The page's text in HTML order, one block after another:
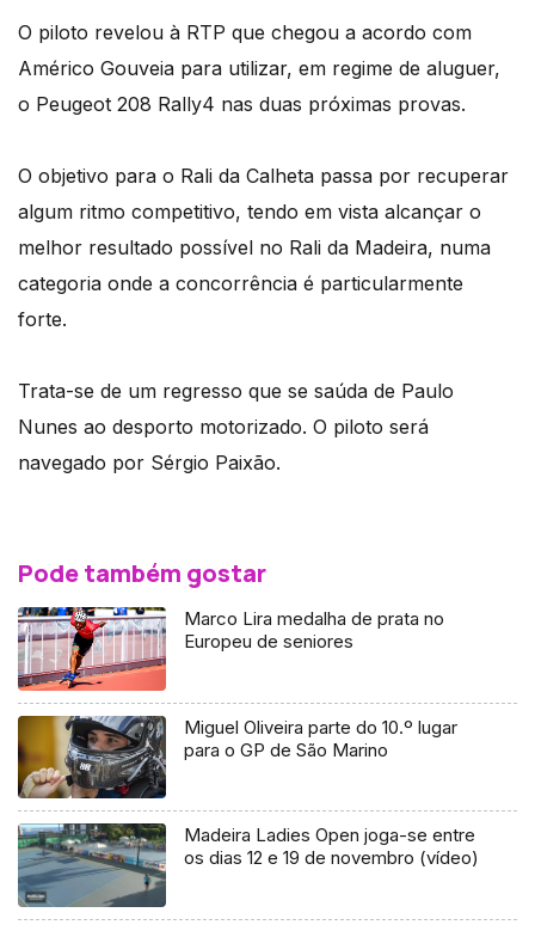
O piloto revelou à RTP que chegou a acordo com
Américo Gouveia para utilizar, em regime de aluguer,
o Peugeot 208 Rally4 nas duas próximas provas.
O objetivo para o Rali da Calheta passa por recuperar
algum ritmo competitivo, tendo em vista alcançar o
melhor resultado possível no Rali da Madeira, numa
categoria onde a concorrência é particularmente
forte.
Trata-se de um regresso que se saúda de Paulo
Nunes ao desporto motorizado. O piloto será
navegado por Sérgio Paixão.
Pode também gostar
Marco Lira medalha de prata no
Europeu de seniores
Miguel Oliveira parte do 10.º lugar
para o GP de São Marino
Madeira Ladies Open joga-se entre
os dias 12 e 19 de novembro (vídeo)